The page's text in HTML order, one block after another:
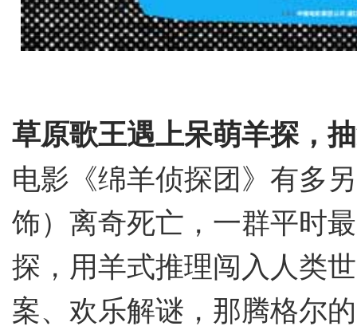
草原歌王遇上呆萌羊探，
电影《绵羊侦探团》有多
饰）离奇死亡，一群平时
探，用羊式推理闯入人类
案、欢乐解谜，那腾格尔